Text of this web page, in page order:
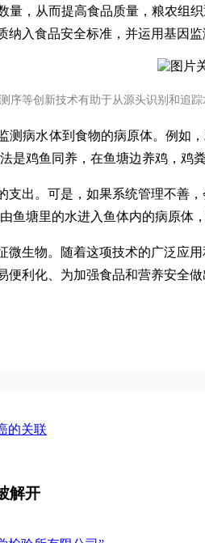
，从而提高食品质量，粮农组
入食品安全标准，并运用基因
序等创新技术有助于从源头识别和追踪
测病水体到食物的病原体。例
是鸡鱼同养，在鱼塘边养鸡，鸡
出。可是，如果系统管理不善
塘里的水进入鱼体内的病原体
生物。随着这项技术的广泛应
利化、为加强食品和营养安全做
的关联
解开